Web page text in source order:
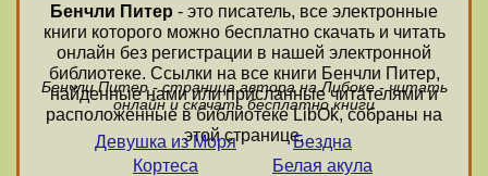
Бенчли Питер - это писатель, все электронные
книги которого можно бесплатно скачать и читать
онлайн без регистрации в нашей электронной
библиотеке. Ссылки на все книги Бенчли Питер,
найденные нами или присланные читателями и
расположенные в библиотеке LibOk, собраны на
этой странице.
Бенчли Питер - страница автора на Либоке - читать
онлайн и скачать бесплатно книги
Девушка из Моря
Кортеса
Бездна
Белая акула